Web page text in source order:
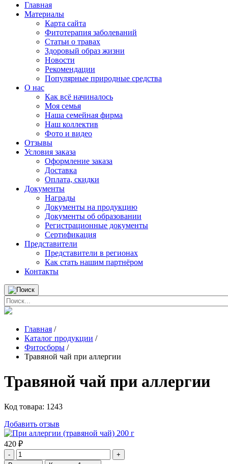
Главная
Материалы
Карта сайта
Фитотерапия заболеваний
Статьи о травах
Здоровый образ жизни
Новости
Рекомендации
Популярные природные средства
О нас
Как всё начиналось
Моя семья
Наша семейная фирма
Наш коллектив
Фото и видео
Отзывы
Условия заказа
Оформление заказа
Доставка
Оплата, скидки
Документы
Награды
Документы на продукцию
Документы об образовании
Регистрационные документы
Сертификация
Представители
Представители в регионах
Как стать нашим партнёром
Контакты
Главная /
Каталог продукции /
Фитосборы /
Травяной чай при аллергии
Травяной чай при аллергии
Код товара: 1243
Добавить отзыв
420 ₽
- +